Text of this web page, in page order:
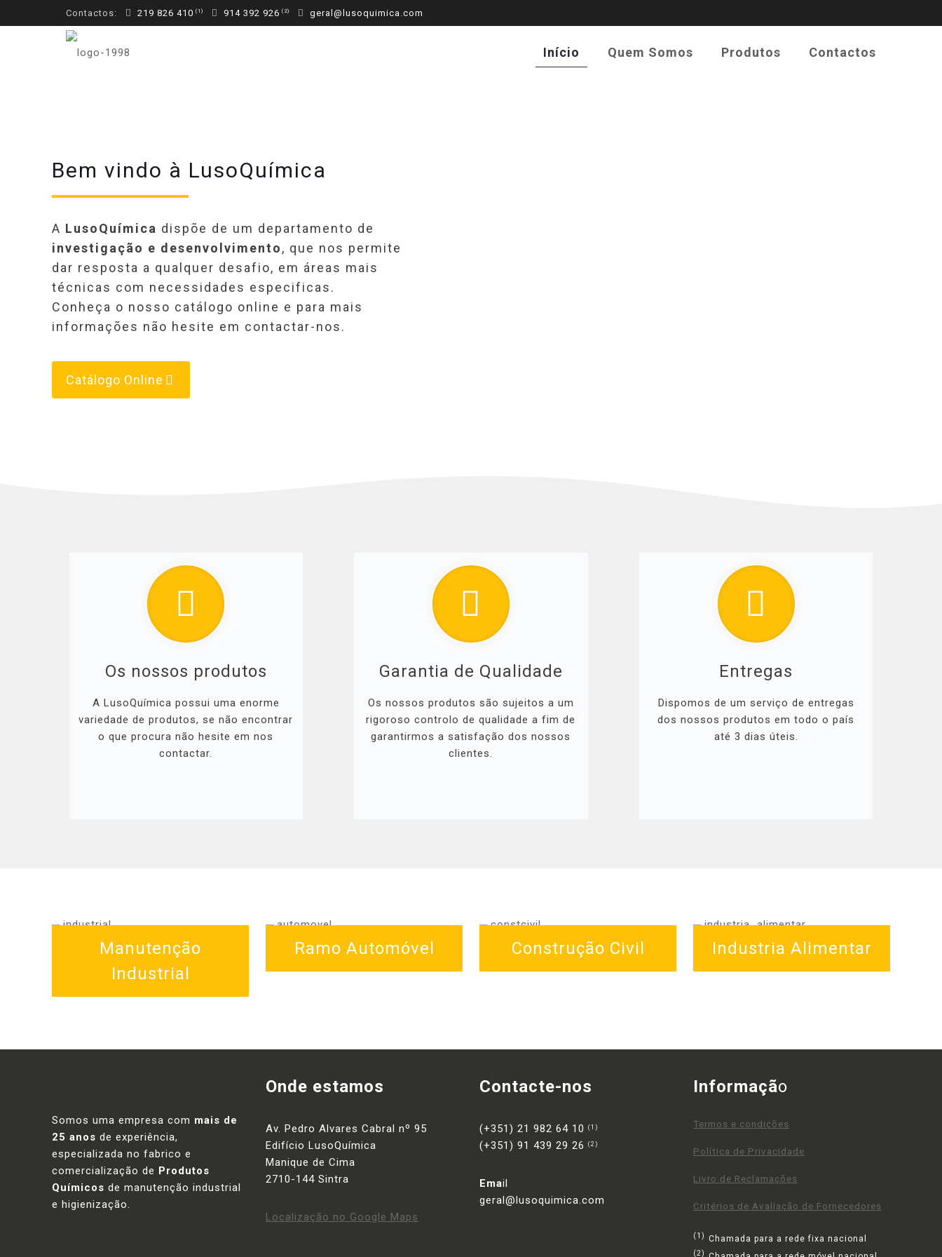
Contactos: 219 826 410 914 392 926 geral@lusoquimica.com
Início Quem Somos Produtos Contactos
Bem vindo à LusoQuímica
A LusoQuímica dispõe de um departamento de
investigação e desenvolvimento, que nos permite
dar resposta a qualquer desafio, em áreas mais
técnicas com necessidades especificas.
Conheça o nosso catálogo online e para mais
informações não hesite em contactar-nos.
Catálogo Online
Os nossos produtos
A LusoQuímica possui uma enorme
variedade de produtos, se não encontrar
o que procura não hesite em nos
contactar.
Garantia de Qualidade
Os nossos produtos são sujeitos a um
rigoroso controlo de qualidade a fim de
garantirmos a satisfação dos nossos
clientes.
Entregas
Dispomos de um serviço de entregas
dos nossos produtos em todo o país
até 3 dias úteis.
Manutenção
Industrial
Ramo Automóvel Construção Civil Industria Alimentar
Somos uma empresa com mais de
25 anos de experiência,
especializada no fabrico e
comercialização de Produtos
Químicos de manutenção industrial
e higienização.
Onde estamos
Av. Pedro Alvares Cabral nº 95
Edifício LusoQuímica
Manique de Cima
2710-144 Sintra
Localização no Google Maps
Contacte-nos
(+351) 21 982 64 10 (1)
(+351) 91 439 29 26 (2)
Email
geral@lusoquimica.com
Informação
Termos e condições
Política de Privacidade
Livro de Reclamações
Critérios de Avaliação de Fornecedores
(1) Chamada para a rede fixa nacional
(2)